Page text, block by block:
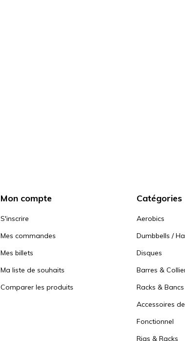
Mon compte
S'inscrire
Mes commandes
Mes billets
Ma liste de souhaits
Comparer les produits
Catégories
Aerobics
Dumbbells /
Disques
Barres &
Racks & Bancs
Accessoires
Fonctionnel
Rigs & Racks